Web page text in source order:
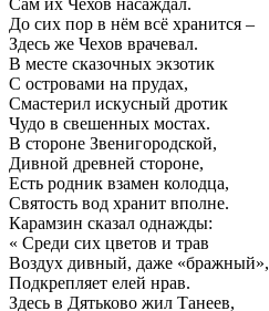
До сих пор в нём всё хранится –
Здесь же Чехов врачевал.
В месте сказочных экзотик
С островами на прудах,
Смастерил искусный дротик
Чудо в свешенных мостах.
В стороне Звенигородской,
Дивной древней стороне,
Есть родник взамен колодца,
Святость вод хранит вполне.
Карамзин сказал однажды:
« Среди сих цветов и трав
Воздух дивный, даже «бражный»,
Подкрепляет елей нрав.
Здесь в Дятьково жил Танеев,